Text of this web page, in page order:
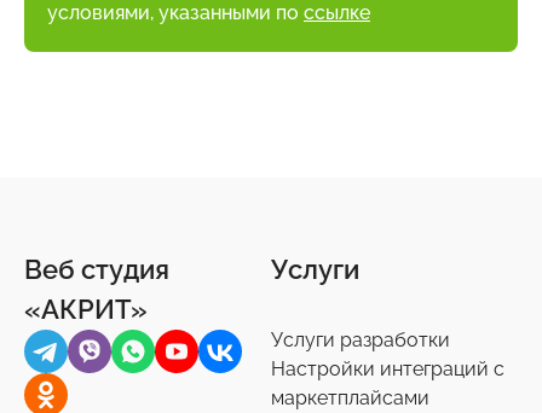
условиями, указанными по ссылке
Веб студия
«АКРИТ»
Услуги
Услуги разработки
Настройки интеграций с
маркетплайсами